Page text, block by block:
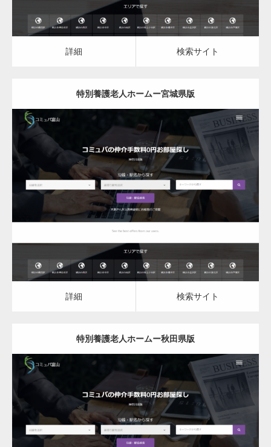
詳細 検索サイト
特別養護老人ホームー宮城県版
更新日： 2023.03.09
特別養護老人ホーム
詳細 検索サイト
詳細 検索サイト
特別養護老人ホームー秋田県版
更新日： 2023.03.09
特別養護老人ホーム